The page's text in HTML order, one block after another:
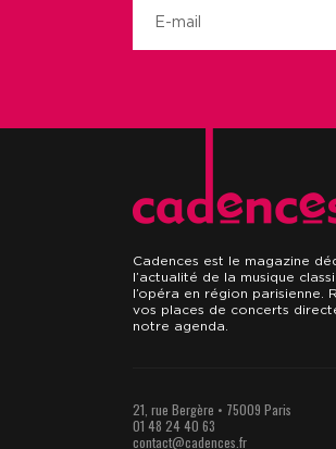
Cadences est le magazine
l’actualité de la musique
l’opéra en région parisienne.
vos places de concerts
notre agenda.
21, rue Bergère • 75009 Paris
01 48 24 40 63
contact@cadences.fr